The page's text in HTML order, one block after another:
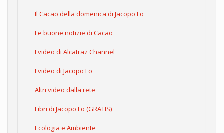
Il Cacao della domenica di Jacopo Fo
Le buone notizie di Cacao
I video di Alcatraz Channel
I video di Jacopo Fo
Altri video dalla rete
Libri di Jacopo Fo (GRATIS)
Ecologia e Ambiente